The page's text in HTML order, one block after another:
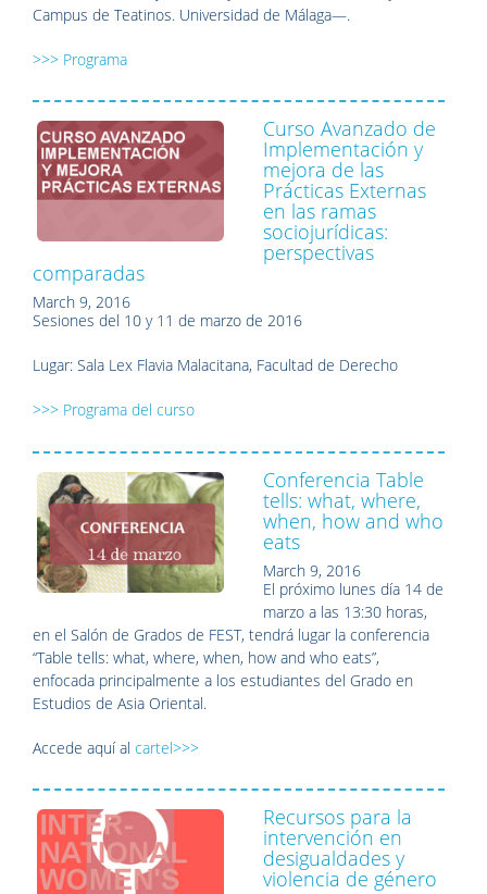
Campus de Teatinos. Universidad de Málaga—.
>>> Programa
Curso Avanzado de
Implementación y
mejora de las
Prácticas Externas
en las ramas
sociojurídicas:
perspectivas
comparadas
March 9, 2016
Sesiones del 10 y 11 de marzo de 2016
Lugar: Sala Lex Flavia Malacitana, Facultad de Derecho
>>> Programa del curso
Conferencia Table
tells: what, where,
when, how and who
eats
March 9, 2016
El próximo lunes día 14 de
marzo a las 13:30 horas,
en el Salón de Grados de FEST, tendrá lugar la conferencia
“Table tells: what, where, when, how and who eats”,
enfocada principalmente a los estudiantes del Grado en
Estudios de Asia Oriental.
Accede aquí al cartel>>>
Recursos para la
intervención en
desigualdades y
violencia de género